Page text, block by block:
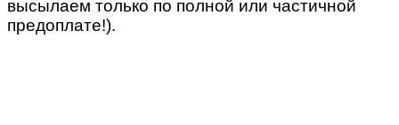
высылаем только по полной или частичной
предоплате!).